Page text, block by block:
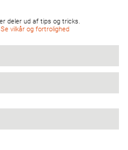
deler ud af tips og tricks.
Se vilkår og fortrolighed